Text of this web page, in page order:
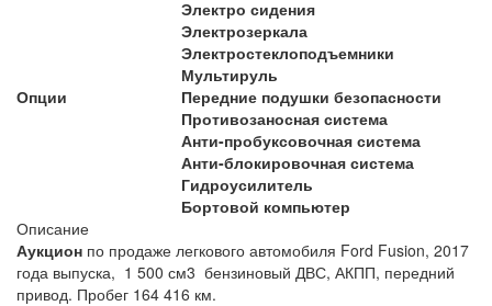
Опции
Электро сидения
Электрозеркала
Электростеклоподъемники
Мультируль
Передние подушки безопасности
Противозаносная система
Анти-пробуксовочная система
Анти-блокировочная система
Гидроусилитель
Бортовой компьютер
Описание
Аукцион по продаже легкового автомобиля Ford Fusion, 2017
года выпуска, 1 500 см3 бензиновый ДВС, АКПП, передний
привод. Пробег 164 416 км.